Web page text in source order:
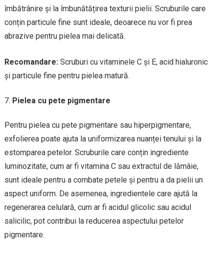
îmbătrânire și la îmbunătățirea texturii pielii. Scruburile care
conțin particule fine sunt ideale, deoarece nu vor fi prea
abrazive pentru pielea mai delicată.
Recomandare:Scruburi cu vitaminele C și E, acid hialuronic
și particule fine pentru pielea matură.
Pielea cu pete pigmentare
Pentru pielea cu pete pigmentare sau hiperpigmentare,
exfolierea poate ajuta la uniformizarea nuanței tenului și la
estomparea petelor. Scruburile care conțin ingrediente
luminozitate, cum ar fi vitamina C sau extractul de lămâie,
sunt ideale pentru a combate petele și pentru a da pielii un
aspect uniform. De asemenea, ingredientele care ajută la
regenerarea celulară, cum ar fi acidul glicolic sau acidul
salicilic, pot contribui la reducerea aspectului petelor
pigmentare.